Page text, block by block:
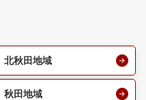
北秋田地域
秋田地域